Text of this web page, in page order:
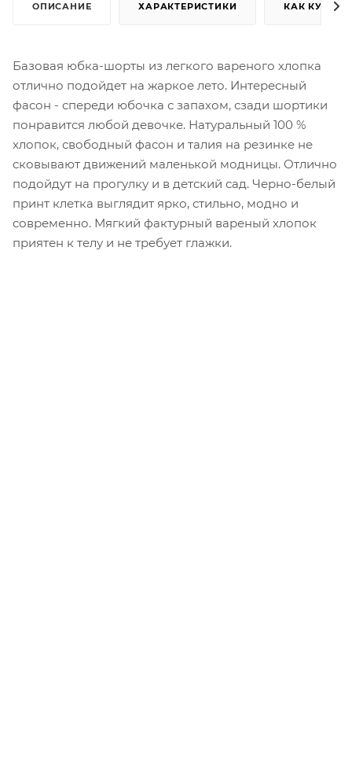
ОПИСАНИЕ ХАРАКТЕРИСТИКИ КАК КУПИТЬ
Базовая юбка-шорты из легкого вареного хлопка
отлично подойдет на жаркое лето. Интересный
фасон - спереди юбочка с запахом, сзади шортики
понравится любой девочке. Натуральный 100 %
хлопок, свободный фасон и талия на резинке не
сковывают движений маленькой модницы. Отлично
подойдут на прогулку и в детский сад. Черно-белый
принт клетка выглядит ярко, стильно, модно и
современно. Мягкий фактурный вареный хлопок
приятен к телу и не требует глажки.